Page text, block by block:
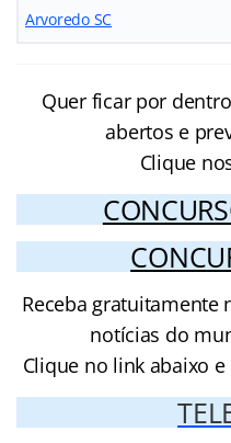
Arvoredo SC
Quer ficar por
abertos e
Clique
Receba gratuitamente
notícias do
Clique no link abaixo